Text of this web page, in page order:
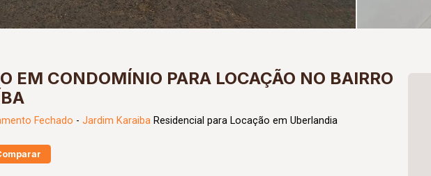
EM CONDOMÍNIO PARA LOCAÇÃO NO BAIRRO
Fechado - Jardim Karaiba Residencial para Locação em Uberlandia